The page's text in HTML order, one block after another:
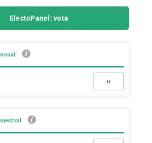
ElectoPanel: vota
Ir